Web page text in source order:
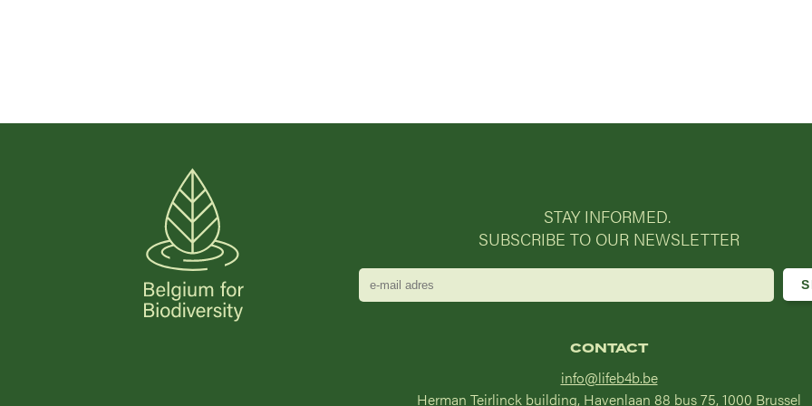
STAY INFORMED.
SUBSCRIBE TO OUR NEWSLETTER
e-
mail
CONTACT
info@lifeb4b.be
Herman Teirlinck building, Havenlaan 88 bus 75, 1000 Brussel